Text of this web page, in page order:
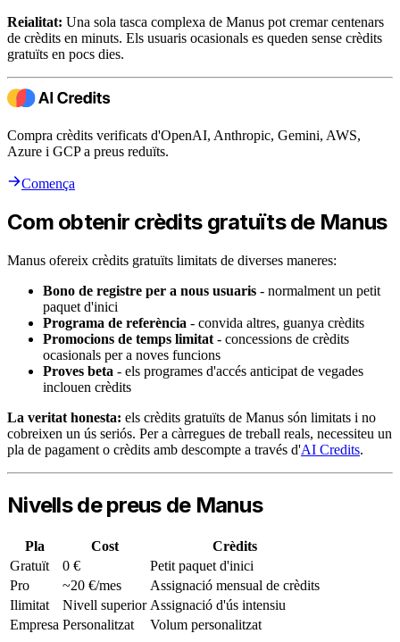
Reialitat: Una sola tasca complexa de Manus pot cremar centenars
de crèdits en minuts. Els usuaris ocasionals es queden sense crèdits
gratuïts en pocs dies.
Compra crèdits verificats d'OpenAI, Anthropic, Gemini, AWS,
Azure i GCP a preus reduïts.
Comença
Com obtenir crèdits gratuïts de Manus
Manus ofereix crèdits gratuïts limitats de diverses maneres:
Bono de registre per a nous usuaris - normalment un petit
paquet d'inici
Programa de referència - convida altres, guanya crèdits
Promocions de temps limitat - concessions de crèdits
ocasionals per a noves funcions
Proves beta - els programes d'accés anticipat de vegades
inclouen crèdits
La veritat honesta: els crèdits gratuïts de Manus són limitats i no
cobreixen un ús seriós. Per a càrregues de treball reals, necessiteu un
pla de pagament o crèdits amb descompte a través d'AI Credits.
Nivells de preus de Manus
Pla Cost
Crèdits
Gratuït
0 €
Petit paquet d'inici
Pro
~20 €/mes
Assignació mensual de crèdits
Ilimitat
Nivell superior Assignació d'ús intensiu
Empresa Personalitzat Volum personalitzat